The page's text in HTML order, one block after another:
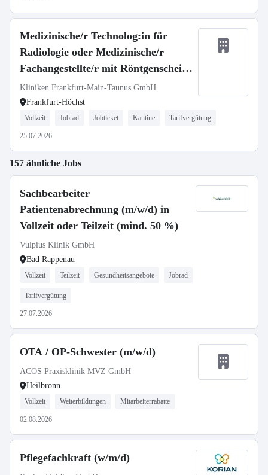
Medizinische/r Technolog:in für
Radiologie oder Medizinische/r
Fachangestellte/r mit Röntgenschein
(m/w/d)
Kliniken Frankfurt-Main-Taunus GmbH
Frankfurt-Höchst
Vollzeit Jobrad Jobticket Kantine Tarifvergütung
25.07.2026
157 ähnliche Jobs
Sachbearbeiter
Patientenabrechnung (m/w/d) in
Vollzeit oder Teilzeit (mind. 50 %)
Vulpius Klinik GmbH
Bad Rappenau
Vollzeit Teilzeit Gesundheitsangebote Jobrad
Tarifvergütung
27.07.2026
OTA / OP-Schwester (m/w/d)
ACOS Praxisklinik MVZ GmbH
Heilbronn
Vollzeit Weiterbildungen Mitarbeiterrabatte
02.08.2026
Pflegefachkraft (w/m/d)